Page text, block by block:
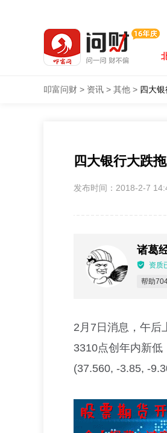
叩富问财 > 资讯 > 其他 > 四大
四大银行大跌
发布时间：2018-2-7
诸葛
资质
帮助
2月7日消息，午后
3310点创年内新低
(37.560, -3.85, -